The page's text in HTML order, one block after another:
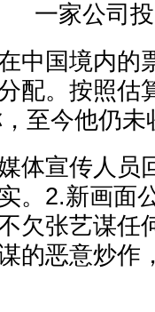
一家公司
国境内的
配。按照估
至今他仍
宣传人员
。2.新画面
欠张艺谋任
的恶意炒作